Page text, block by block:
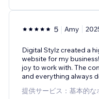
5 Amy
Digital Stylz created a
website for my
joy to work with. The
and everything always
提供サービス：基本的